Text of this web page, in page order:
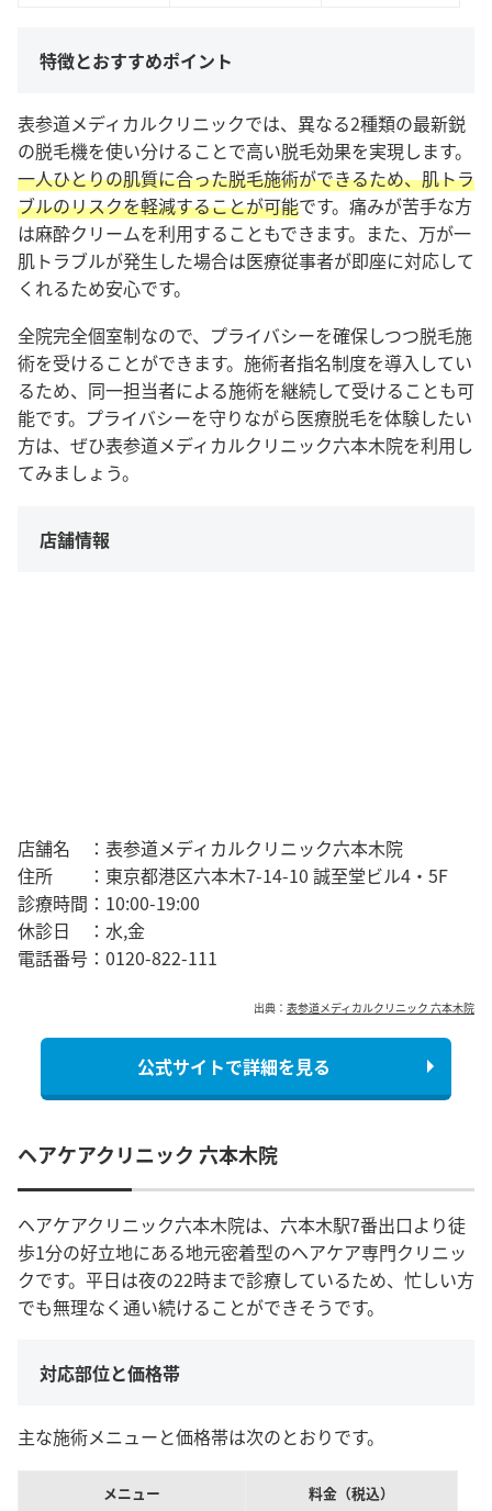
特徴とおすすめポイント
表参道メディカルクリニックでは、異なる2種類の最新鋭
の脱毛機を使い分けることで高い脱毛効果を実現します。
一人ひとりの肌質に合った脱毛施術ができるため、肌トラ
ブルのリスクを軽減することが可能です。痛みが苦手な方
は麻酔クリームを利用することもできます。また、 万が一
肌トラブルが発生した場合は医療従事者が即座に対応して
くれるため安心です。
全院完全個室制なので、プライバシーを確保しつつ脱毛施
術を受けることができます。施術者指名制度を導入してい
るため、同一担当者による施術を継続して受けることも可
能です。プライバシーを守りながら医療脱毛を体験したい
方は、ぜひ表参道メディカルクリニック六本木院を利用し
てみましょう。
店舗情報
店舗名 ：表参道メディカルクリニック六本木院
住所 ：東京都港区六本木7-14-10 誠至堂ビル4・5F
診療時間：10:00-19:00
休診日 ：水,金
電話番号：0120-822-111
出典： 表参道メディカルクリニック 六本木院
公式サイトで詳細を見る
ヘアケアクリニック 六本木院
ヘアケアクリニック六本木院は、六本木駅7番出口より徒
歩1分の好立地にある地元密着型のヘアケア専門クリニッ
クです。平日は夜の22時まで診療しているため、忙しい方
でも無理なく通い続けることができそうです。
対応部位と価格帯
主な施術メニューと価格帯は次のとおりです。
メニュー 料金（税込）